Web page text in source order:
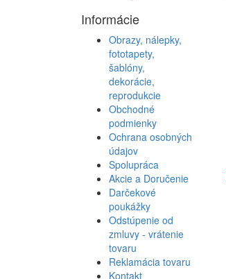
Informácie
Obrazy, nálepky,
fototapety,
šablóny,
dekorácie,
reprodukcie
Obchodné
podmienky
Ochrana osobných
údajov
Spolupráca
Akcie a Doručenie
Darčekové
poukážky
Odstúpenie od
zmluvy - vrátenie
tovaru
Reklamácia tovaru
Kontakt